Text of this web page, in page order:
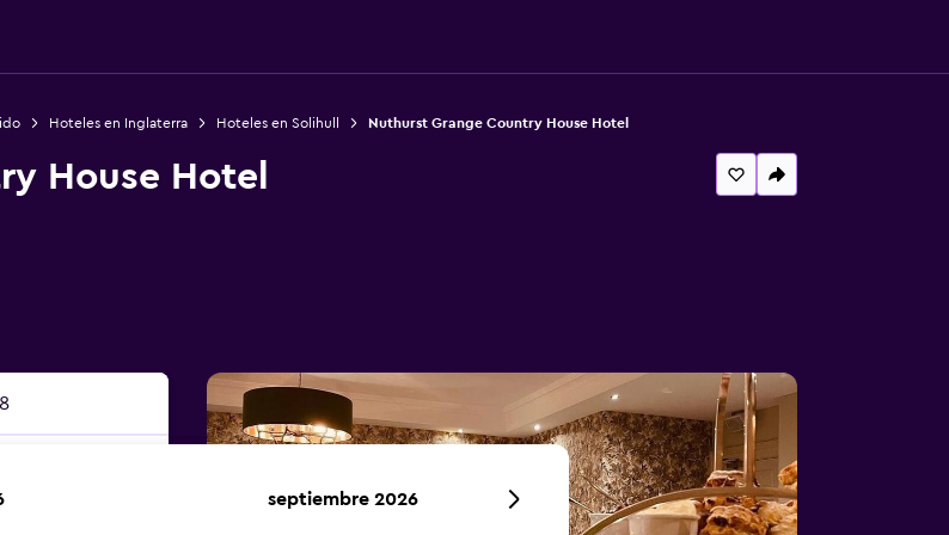
Hoteles en Inglaterra Hoteles en Solihull Nuthurst Grange Country House Hotel
House Hotel
septiembre 2026